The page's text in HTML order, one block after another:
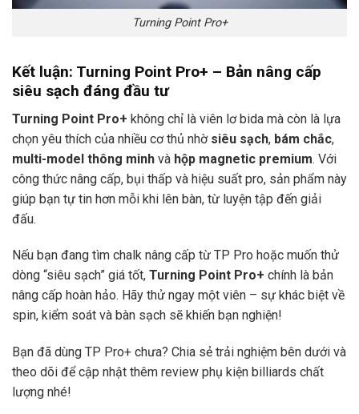
Turning Point Pro+
Kết luận: Turning Point Pro+ – Bản nâng cấp
siêu sạch đáng đầu tư
Turning Point Pro+ không chỉ là viên lơ bida mà còn là lựa
chọn yêu thích của nhiều cơ thủ nhờ siêu sạch, bám chắc,
multi-model thông minh và hộp magnetic premium. Với
công thức nâng cấp, bụi thấp và hiệu suất pro, sản phẩm này
giúp bạn tự tin hơn mỗi khi lên bàn, từ luyện tập đến giải
đấu.
Nếu bạn đang tìm chalk nâng cấp từ TP Pro hoặc muốn thử
dòng “siêu sạch” giá tốt, Turning Point Pro+ chính là bản
nâng cấp hoàn hảo. Hãy thử ngay một viên – sự khác biệt về
spin, kiểm soát và bàn sạch sẽ khiến bạn nghiện!
Bạn đã dùng TP Pro+ chưa? Chia sẻ trải nghiệm bên dưới và
theo dõi để cập nhật thêm review phụ kiện billiards chất
lượng nhé!